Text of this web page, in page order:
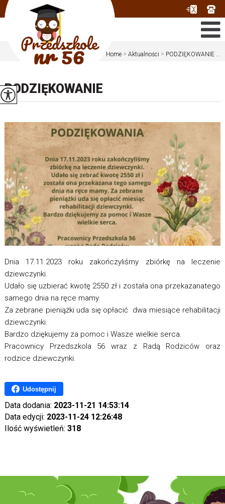
Jesteś tutaj: Home > Aktualności > PODZIĘKOWANIE ...
PODZIĘKOWANIE
Dnia 17.11.2023 roku zakończyliśmy zbiórkę na leczenie
dziewczynki.
Udało się uzbierać kwotę 2550 zł i została ona przekazanatego
samego dnia na ręce mamy.
Za zebrane pieniążki uda się opłacić dwa miesiące rehabilitacji
dziewczynki.
Bardzo dziękujemy za pomoc i Wasze wielkie serca.
Pracownicy Przedszkola 56 wraz z Radą Rodziców oraz
rodzice dziewczynki.
Udostępnij
Data dodania: 2023-11-21 14:53:14
Data edycji: 2023-11-24 12:26:48
Ilość wyświetleń: 318